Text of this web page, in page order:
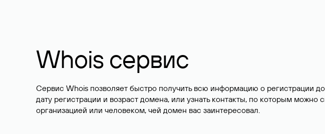
Whois сервис
Сервис Whois позволяет быстро получить всю информацию о регистрации
дату регистрации и возраст домена, или узнать контакты, по которым можно
организацией или человеком, чей домен вас заинтересовал.